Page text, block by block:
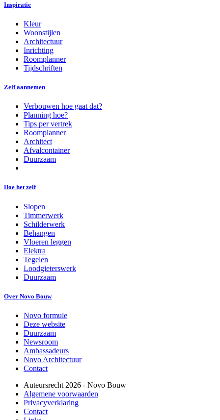
Inspiratie
Kleur
Woonstijlen
Architectuur
Inrichting
Roomplanner
Tijdschriften
Zelf aannemen
Verbouwen hoe gaat dat?
Planning hoe?
Tips per vertrek
Roomplanner
Architect
Afvalcontainer
Duurzaam
Doe het zelf
Slopen
Timmerwerk
Schilderwerk
Behangen
Vloeren leggen
Elektra
Tegelen
Loodgieterswerk
Duurzaam
Over Novo Bouw
Novo formule
Deze website
Duurzaam
Newsroom
Ambassadeurs
Novo Architectuur
Contact
Auteursrecht 2026 - Novo Bouw
Algemene voorwaarden
Privacyverklaring
Contact